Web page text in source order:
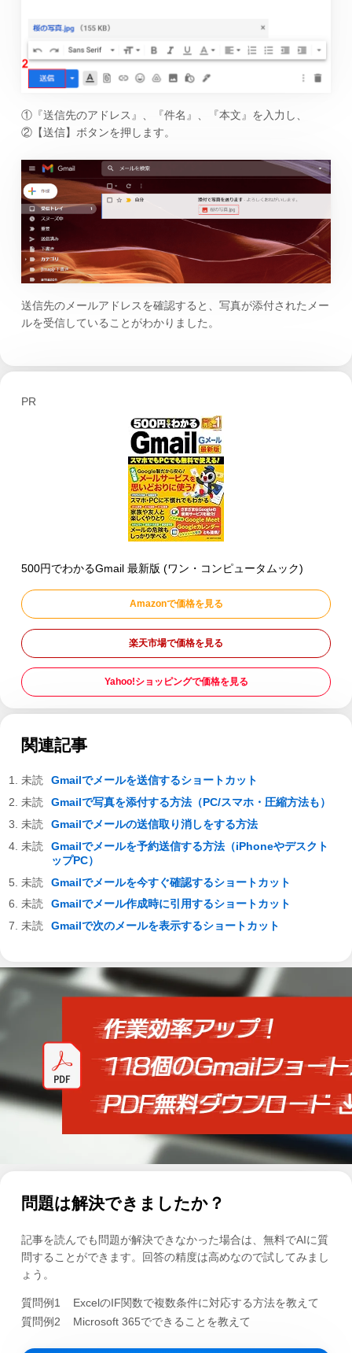
①『送信先のアドレス』、『件名』、『本文』を入力し、
②【送信】ボタンを押します。
送信先のメールアドレスを確認すると、写真が添付されたメー
ルを受信していることがわかりました。
PR
500円でわかるGmail 最新版 (ワン・コンピュータムック)
Amazonで価格を見る
楽天市場で価格を見る
Yahoo!ショッピングで価格を見る
関連記事
Gmailでメールを送信するショートカット
Gmailで写真を添付する方法（PC/スマホ・圧縮方法も）
Gmailでメールの送信取り消しをする方法
Gmailでメールを予約送信する方法（iPhoneやデスクト
ップPC）
Gmailでメールを今すぐ確認するショートカット
Gmailでメール作成時に引用するショートカット
Gmailで次のメールを表示するショートカット
問題は解決できましたか？
記事を読んでも問題が解決できなかった場合は、無料でAIに質
問することができます。回答の精度は高めなので試してみまし
ょう。
質問例1
ExcelのIF関数で複数条件に対応する方法を教えて
質問例2
Microsoft 365でできることを教えて